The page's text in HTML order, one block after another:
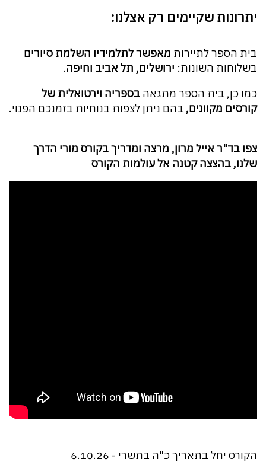
יתרונות שקיימים רק אצלנו:
בית הספר לתיירות מאפשר לתלמידיו השלמת סיורים
בשלוחות השונות: ירושלים, תל אביב וחיפה.
כמו כן, בית הספר מתגאה בספריה וירטואלית של
קורסים מקוונים, בהם ניתן לצפות בנוחיות בזמנכם הפנוי.
צפו בד"ר אייל מרון, מרצה ומדריך בקורס מורי הדרך
שלנו, בהצצה קטנה אל עולמות הקורס
הקורס יחל בתאריך כ"ה בתשרי - 6.10.26